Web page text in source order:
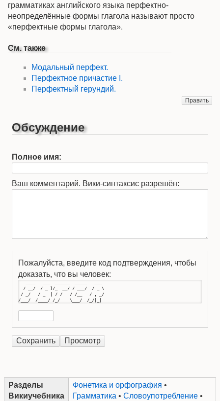
грамматиках английского языка перфектно-
неопределённые формы глагола называют просто
«перфектные формы глагола».
См. также
Модальный перфект.
Перфектное причастие I.
Перфектный герундий.
Править
Обсуждение
Полное имя:
Ваш комментарий. Вики-синтаксис разрешён:
Пожалуйста, введите код подтверждения, чтобы
доказать, что вы человек:
  / __/  / _ )/_  __/ / ___/  / _ \
/ _/   / _  | / /   / /__   / , _/
/___/  /____/ /_/    \___/  /_/|_|
Разделы
Викиучебника
Фонетика и орфография •
Грамматика • Словоупотребление •